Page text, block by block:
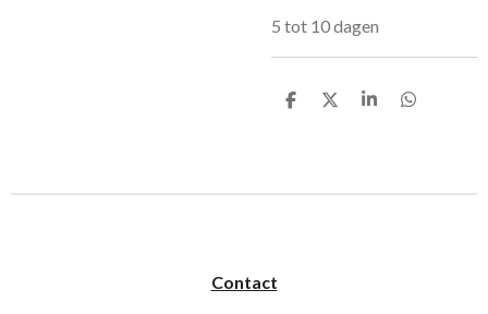
5 tot 10 dagen
D
D
S
D
Contact